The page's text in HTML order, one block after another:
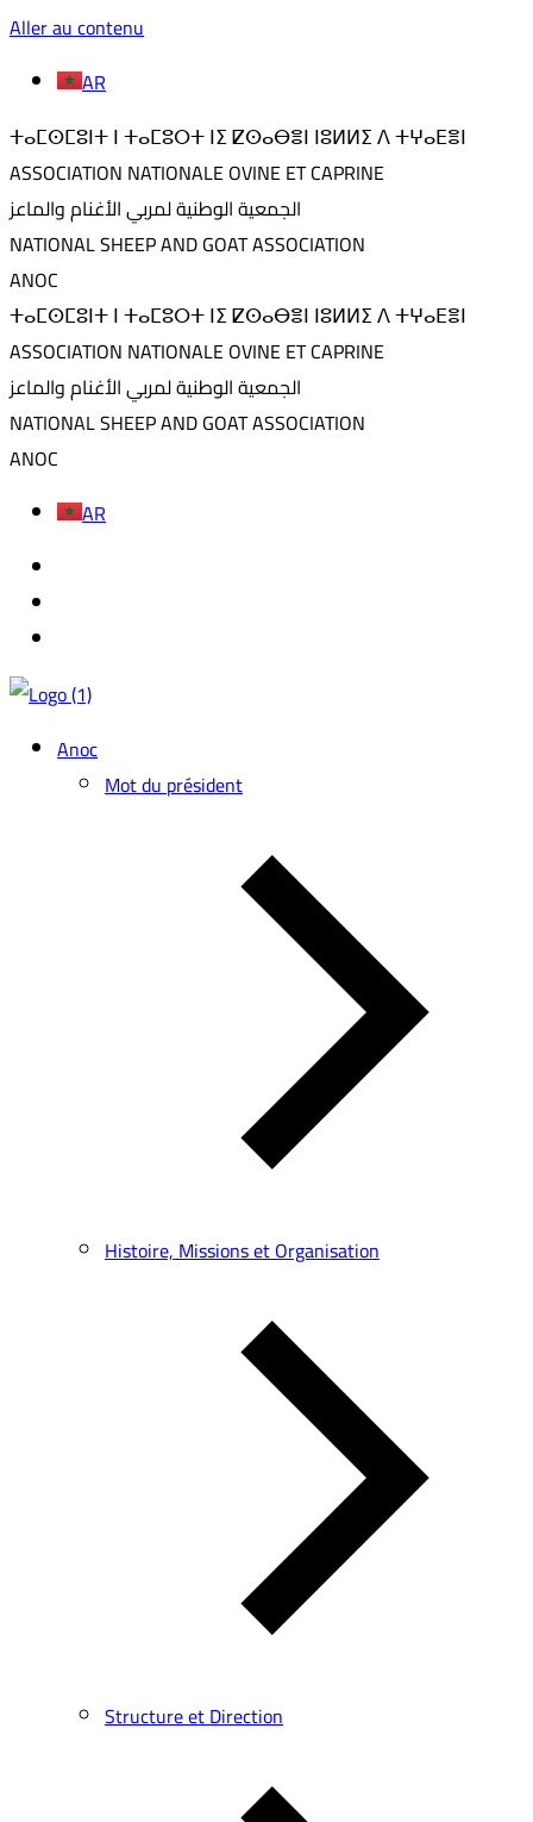
Aller au contenu
AR
ⵜⴰⵎⵙⵎⵓⵏⵜ ⵏ ⵜⴰⵎⵓⵔⵜ ⵏⵉ ⵇⵙⴰⴱⴻⵏ ⵏⵓⵍⵍⵉ ⴷ ⵜⵖⴰⴹⴻⵏ
ASSOCIATION NATIONALE OVINE ET CAPRINE
الجمعية الوطنية لمربي الأغنام والماعز
NATIONAL SHEEP AND GOAT ASSOCIATION
ANOC
ⵜⴰⵎⵙⵎⵓⵏⵜ ⵏ ⵜⴰⵎⵓⵔⵜ ⵏⵉ ⵇⵙⴰⴱⴻⵏ ⵏⵓⵍⵍⵉ ⴷ ⵜⵖⴰⴹⴻⵏ
ASSOCIATION NATIONALE OVINE ET CAPRINE
الجمعية الوطنية لمربي الأغنام والماعز
NATIONAL SHEEP AND GOAT ASSOCIATION
ANOC
AR
Anoc
Mot du président
Histoire, Missions et Organisation
Structure et Direction